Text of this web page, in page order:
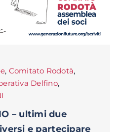
, Comitato Rodotà,
Delfino,
– ultimi due
e partecipare